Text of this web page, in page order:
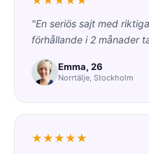
"En seriös sajt med
förhållande i 2 månader
Emma, 26
Norrtälje, Stockholm
★★★★★